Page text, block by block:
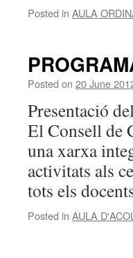
Posted in AULA
Posted on 20 June
Presentació
El Consell de
una xarxa
activitats als
tots els
Posted in AULA